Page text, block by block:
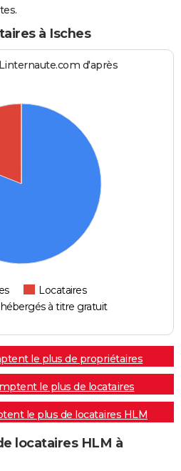
à Isches
d'après
Locataires
à titre gratuit
le plus de propriétaires
le plus de locataires
le plus de locataires HLM
locataires HLM à